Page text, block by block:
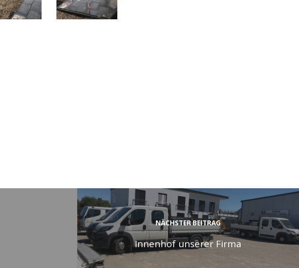
NÄCHSTER BEITRAG
Innenhof unserer Firma